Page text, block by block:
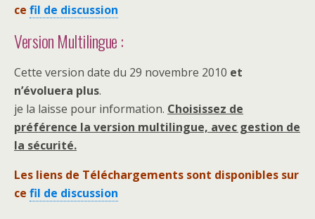
ce fil de discussion
Version Multilingue :
Cette version date du 29 novembre 2010 et
n’évoluera plus.
je la laisse pour information. Choisissez de
préférence la version multilingue, avec gestion de
la sécurité.
Les liens de Téléchargements sont disponibles sur
ce fil de discussion